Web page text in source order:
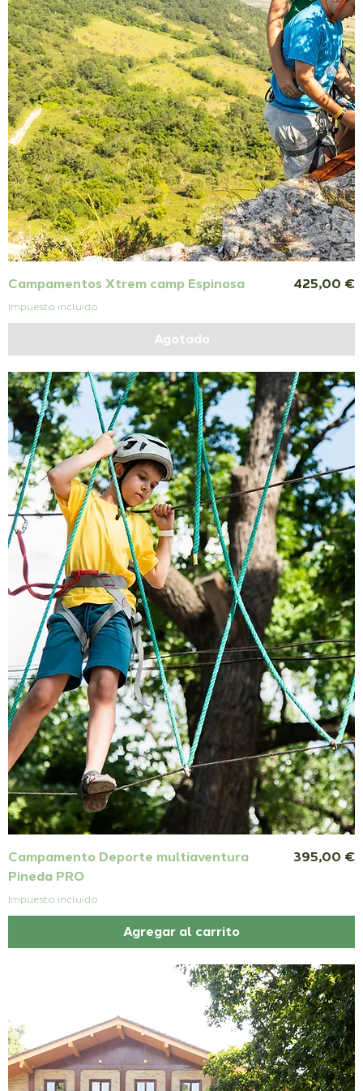
Campamentos Xtrem camp Espinosa Precio
425,00 €
Impuesto incluido
Agotado
Campamento Deporte multiaventura
Pineda PRO
Precio
395,00 €
Impuesto incluido
Agregar al carrito